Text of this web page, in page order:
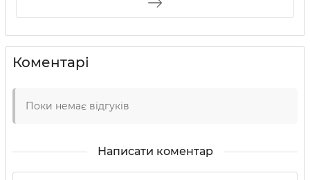
Коментарі
Поки немає відгуків
Написати коментар